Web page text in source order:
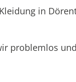
in
problemlos